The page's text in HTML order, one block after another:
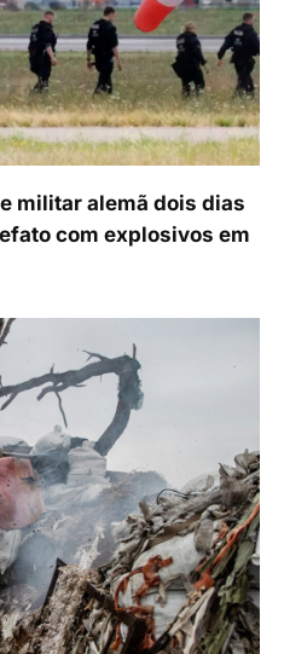
militar alemã dois dias
com explosivos em